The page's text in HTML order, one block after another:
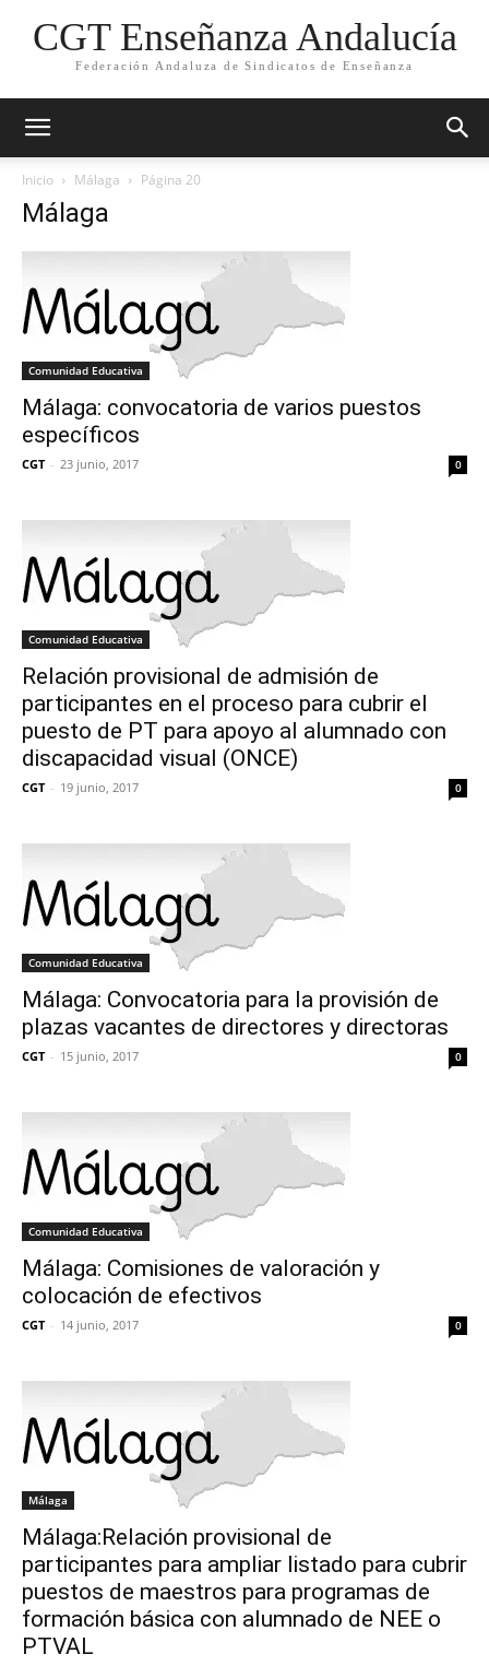
CGT Enseñanza Andalucía
Federación Andaluza de Sindicatos de Enseñanza
Inicio Málaga Página 20
Málaga
Comunidad Educativa
Málaga: convocatoria de varios puestos
específicos
CGT - 23 junio, 2017 0
Comunidad Educativa
Relación provisional de admisión de
participantes en el proceso para cubrir el
puesto de PT para apoyo al alumnado con
discapacidad visual (ONCE)
CGT - 19 junio, 2017 0
Comunidad Educativa
Málaga: Convocatoria para la provisión de
plazas vacantes de directores y directoras
CGT - 15 junio, 2017 0
Comunidad Educativa
Málaga: Comisiones de valoración y
colocación de efectivos
CGT - 14 junio, 2017 0
Málaga
Málaga:Relación provisional de
participantes para ampliar listado para cubrir
puestos de maestros para programas de
formación básica con alumnado de NEE o
PTVAL